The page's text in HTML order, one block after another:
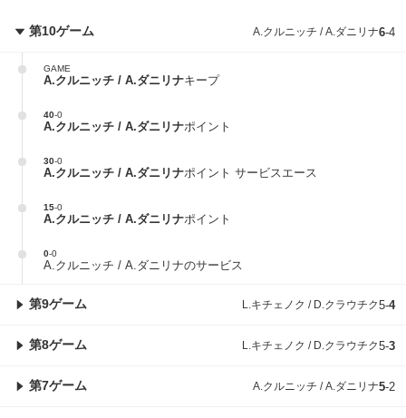
第10ゲーム A.クルニッチ / A.ダニリナ6-4
GAME
A.クルニッチ / A.ダニリナキープ
40-0
A.クルニッチ / A.ダニリナポイント
30-0
A.クルニッチ / A.ダニリナポイント サービスエース
15-0
A.クルニッチ / A.ダニリナポイント
0-0
A.クルニッチ / A.ダニリナのサービス
第9ゲーム L.キチェノク / D.クラウチク5-4
第8ゲーム L.キチェノク / D.クラウチク5-3
第7ゲーム A.クルニッチ / A.ダニリナ5-2